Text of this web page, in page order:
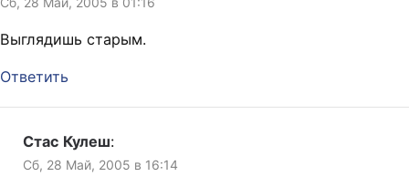
Выглядишь старым.
Ответить
Стас Кулеш:
Сб, 28 Май, 2005 в 16:14